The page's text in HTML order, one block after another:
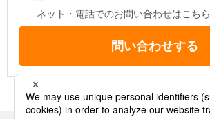
ネット・電話でのお問い合わせはこちら
問い合わせする